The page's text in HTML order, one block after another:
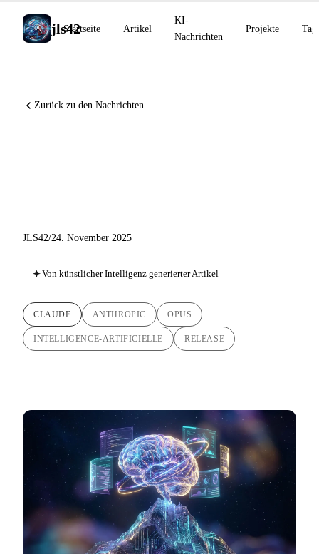
jls42
Startseite Artikel
KI-
Nachrichten
Projekte
Zurück zu den Nachrichten
JLS42/24. November 2025
Von künstlicher Intelligenz generierter Artikel
CLAUDE ANTHROPIC OPUS
INTELLIGENCE-ARTIFICIELLE RELEASE